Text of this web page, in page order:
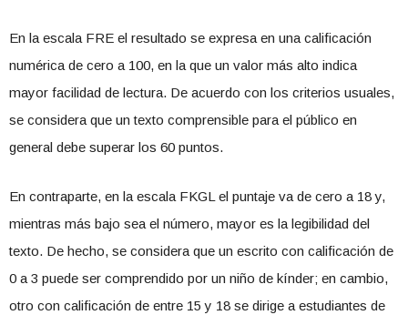
En la escala FRE el resultado se expresa en una calificación
numérica de cero a 100, en la que un valor más alto indica
mayor facilidad de lectura. De acuerdo con los criterios usuales,
se considera que un texto comprensible para el público en
general debe superar los 60 puntos.
En contraparte, en la escala FKGL el puntaje va de cero a 18 y,
mientras más bajo sea el número, mayor es la legibilidad del
texto. De hecho, se considera que un escrito con calificación de
0 a 3 puede ser comprendido por un niño de kínder; en cambio,
otro con calificación de entre 15 y 18 se dirige a estudiantes de